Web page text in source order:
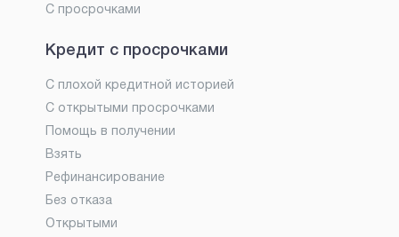
С просрочками
Кредит с просрочками
С плохой кредитной историей
С открытыми просрочками
Помощь в получении
Взять
Рефинансирование
Без отказа
Открытыми